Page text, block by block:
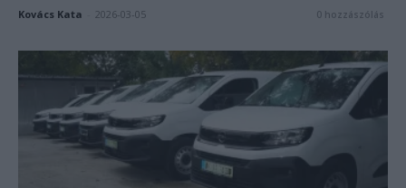
Kovács Kata 2026-03-05 0 hozzászólás